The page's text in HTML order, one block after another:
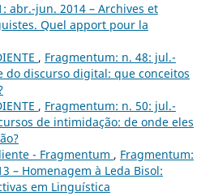
abr.-jun. 2014 – Archives et
Quel apport pour la
, Fragmentum: n. 48: jul.-
do discurso digital: que conceitos
, Fragmentum: n. 50: jul.-
de intimidação: de onde eles
- Fragmentum , Fragmentum:
– Homenagem à Leda Bisol:
em Linguística